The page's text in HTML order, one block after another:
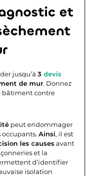
et
jusqu’à 3 devis
de mur. Donnez
bâtiment contre
peut endommager
occupants. Ainsi, il est
les causesavant
et la
d’identifier
isolation